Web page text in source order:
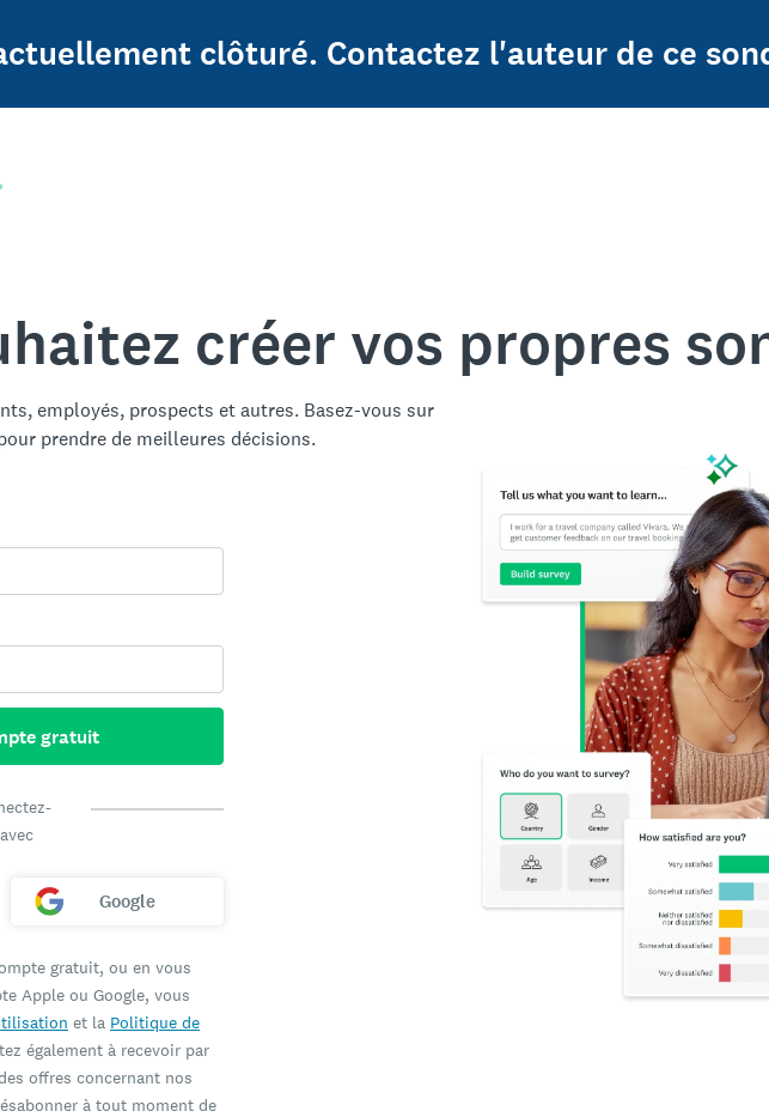
clôturé. Contactez l'auteur de ce
créer vos propres
employés, prospects et autres. Basez-vous sur
prendre de meilleures décisions.
gratuit
Google
gratuit, ou en vous
Apple ou Google, vous
et la Politique de
également à recevoir par
offres concernant nos
à tout moment de